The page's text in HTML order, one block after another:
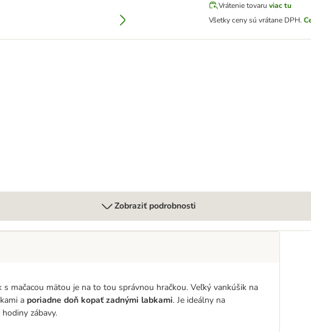
Vrátenie tovaru viac tu
Všetky ceny sú vrátane DPH.
Zobraziť podrobnosti
mačacou mätou je na to tou správnou hračkou. Veľký vankúšik na
a poriadne doň kopať zadnými labkami. Je ideálny na
zábavy.